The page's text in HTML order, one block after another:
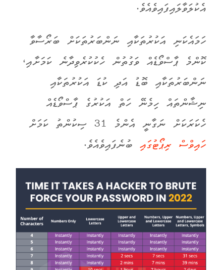
އެކުލަވާލައިފައިވެއެވެ.
ހަމައެކަނި އަކުރުތަކާއި ނަންބަރުތަކަށް ބަރޯސާވާ
ކޮންމެ ޕާސްވޯޑެއް ވަގުތުން ހެކުކުރެވިދާނެ ކަމަށާއި،
ނަންބަރުތަކާއި ބޮޑު އަދި ކުޑަ އަކުރުތަކާއި
ނިޝާންތައް ހިމެނޭ ހަތް އަކުރުގެ ޕާސްވޯޑެއް
ހެކަރަކަށް ނަގާނީ އެންމެ 31 ސިކުންތު ކަމަށް
ހައިވްސް ރިޕޯޓުގައި ބުނެފައިވެއެވެ.